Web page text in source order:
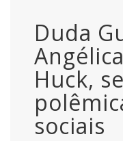
Duda
Huck,
sociais